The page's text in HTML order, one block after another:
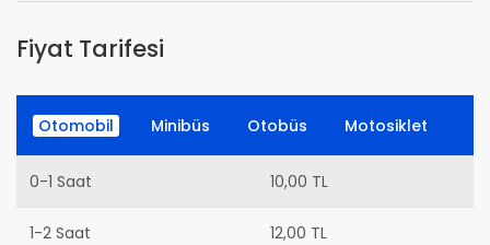
Fiyat Tarifesi
Otomobil Minibüs Otobüs Motosiklet
0-1 Saat 10,00 TL
1-2 Saat 12,00 TL